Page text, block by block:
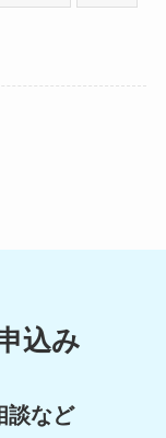
込み
談など